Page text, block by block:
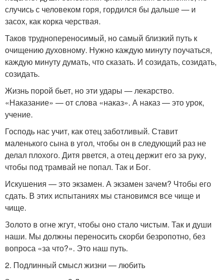
случись с человеком горя, гордился бы дальше — и
засох, как корка черствая.
Таков труднопереносимый, но самый близкий путь к
очищению духовному. Нужно каждую минуту поучаться,
каждую минуту думать, что сказать. И созидать, созидать,
созидать.
Жизнь порой бьет, но эти удары — лекарство.
«Наказание» — от слова «наказ». А наказ — это урок,
учение.
Господь нас учит, как отец заботливый. Ставит
маленького сына в угол, чтобы он в следующий раз не
делал плохого. Дитя рвется, а отец держит его за руку,
чтобы под трамвай не попал. Так и Бог.
Искушения — это экзамен. А экзамен зачем? Чтобы его
сдать. В этих испытаниях мы становимся все чище и
чище.
Золото в огне жгут, чтобы оно стало чистым. Так и души
наши. Мы должны переносить скорби безропотно, без
вопроса «за что?». Это наш путь.
2. Подлинный смысл жизни — любить